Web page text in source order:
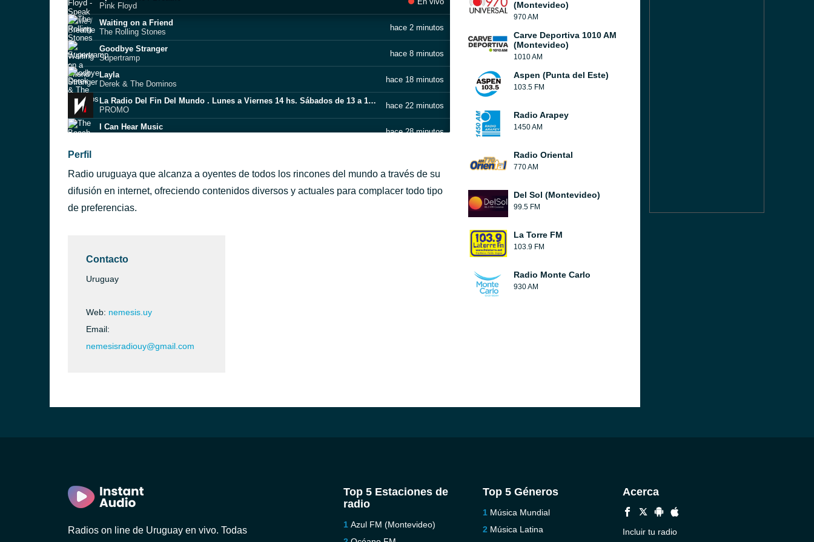
Pink Floyd
Waiting on a Friend
The Rolling Stones
hace 2 minutos
Goodbye Stranger
Supertramp
hace 8 minutos
Layla
Derek & The Dominos
hace 18 minutos
La Radio Del Fin Del Mundo . Lunes a Viernes 14 hs. Sábados de 13 a 16 hs.
PROMO
hace 22 minutos
I Can Hear Music
hace 28 minutos
She Came in Through the Bathroom Window
Joe Cocker
Groovin’
The Rascals
Perfil
Radio uruguaya que alcanza a oyentes de todos los rincones del mundo a través de su
difusión en internet, ofreciendo contenidos diversos y actuales para complacer todo tipo
de preferencias.
Contacto
Uruguay
Web: nemesis.uy
Email:
nemesisradiouy@gmail.com
(Montevideo)
970 AM
Carve Deportiva 1010 AM
(Montevideo)
1010 AM
Aspen (Punta del Este)
103.5 FM
Radio Arapey
1450 AM
Radio Oriental
770 AM
Del Sol (Montevideo)
99.5 FM
La Torre FM
103.9 FM
Radio Monte Carlo
930 AM
Radios on line de Uruguay en vivo. Todas
Top 5 Estaciones de
radio
Azul FM (Montevideo)
Top 5 Géneros
Música Mundial
Música Latina
Acerca
Incluir tu radio